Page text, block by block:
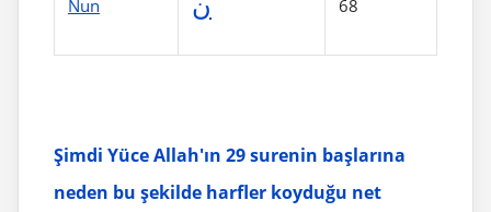
Nun 68
Şimdi Yüce Allah'ın 29 surenin başlarına
neden bu şekilde harfler koyduğu net